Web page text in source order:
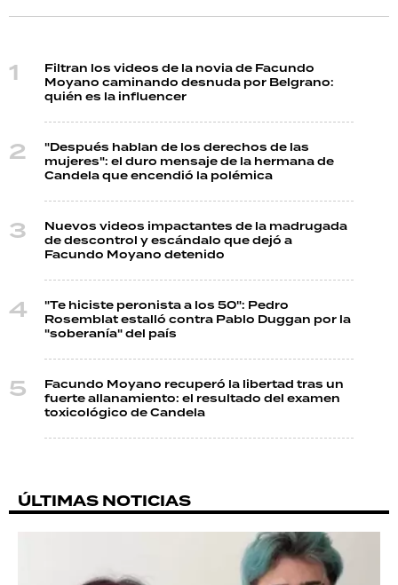
Filtran los videos de la novia de Facundo
Moyano caminando desnuda por Belgrano:
quién es la influencer
"Después hablan de los derechos de las
mujeres": el duro mensaje de la hermana de
Candela que encendió la polémica
Nuevos videos impactantes de la madrugada
de descontrol y escándalo que dejó a
Facundo Moyano detenido
"Te hiciste peronista a los 50": Pedro
Rosemblat estalló contra Pablo Duggan por la
"soberanía" del país
Facundo Moyano recuperó la libertad tras un
fuerte allanamiento: el resultado del examen
toxicológico de Candela
ÚLTIMAS NOTICIAS